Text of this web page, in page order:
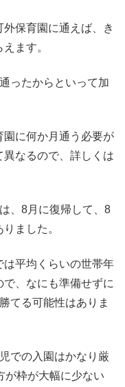
保育園に通えば、き
ます。
ったからといって加
園に何か月通う必要が
なるので、詳しくは
、8月に復帰して、8
ました。
平均くらいの世帯年
、なにも準備せずに
てる可能性はありま
での入園はかなり厳
が枠が大幅に少ない